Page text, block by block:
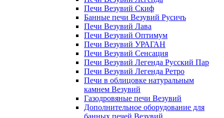
Печи Везувий Скиф
Банные печи Везувий Русичъ
Печи Везувий Лава
Печи Везувий Оптимум
Печи Везувий УРАГАН
Печи Везувий Сенсация
Печи Везувий Легенда Русский Пар
Печи Везувий Легенда Ретро
Печи в облицовке натуральным
камнем Везувий
Газодровяные печи Везувий
Дополнительное оборудование для
банных печей Везувий